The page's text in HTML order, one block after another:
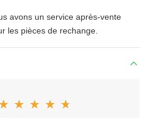
avons un service après-vente
les pièces de rechange.